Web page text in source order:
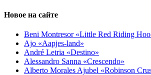
Новое на сайте
Beni Montresor «Little Red Riding
Ajo «Aapjes-land»
André Letria «Destino»
Alessandro Sanna «Crescendo»
Alberto Morales Ajubel «Robinson